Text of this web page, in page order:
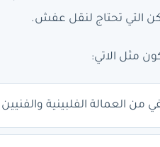
التي تحتاج لنقل عفش.
مثل الاتي:
من العمالة الفلبينية